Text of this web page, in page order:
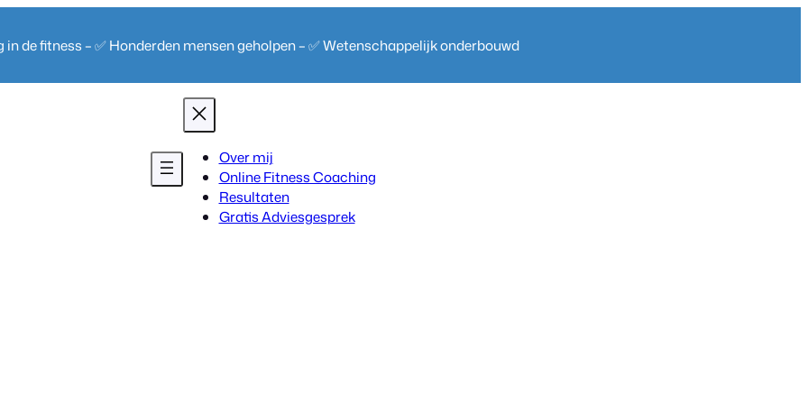
in de fitness – ✅ Honderden mensen geholpen – ✅ Wetenschappelijk onderbouwd
Over mij
Online Fitness Coaching
Resultaten
Gratis Adviesgesprek